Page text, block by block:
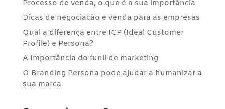
Processo de venda, o que é a sua importância
Dicas de negociação e venda para as empresas
Qual a diferença entre ICP (Ideal Customer
Profile) e Persona?
A Importância do funil de marketing
O Branding Persona pode ajudar a humanizar a
sua marca